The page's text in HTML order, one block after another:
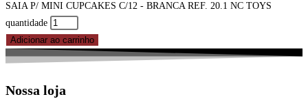
SAIA P/ MINI CUPCAKES C/12 - BRANCA REF. 20.1 NC TOYS
quantidade
Adicionar ao carrinho
Nossa loja